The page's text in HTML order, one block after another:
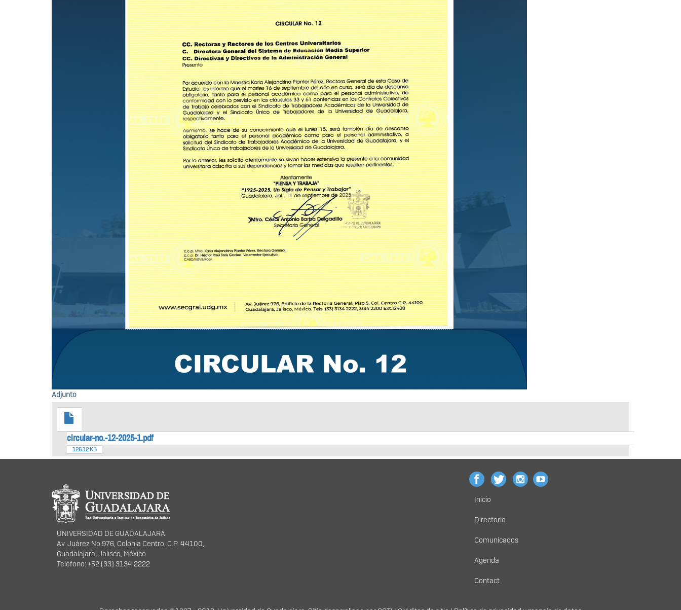
Adjunto
circular-no.-12-2025-1.pdf
126.12 KB
Información del portal
UNIVERSIDAD DE GUADALAJARA
Av. Juárez No.976, Colonia Centro, C.P. 44100,
Guadalajara, Jalisco, México
Teléfono: +52 (33) 3134 2222
Menú
principal
Inicio
Directorio
Comunicados
Agenda
Contact